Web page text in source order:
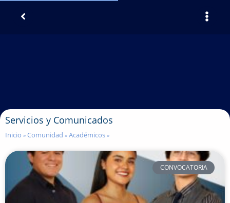
Servicios y Comunicados
Inicio » Comunidad » Académicos »
CONVOCATORIA